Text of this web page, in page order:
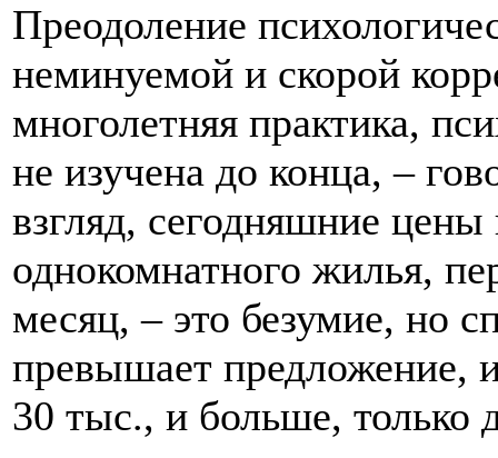
Преодоление
неминуемой и скорой
многолетняя практика,
не изучена до конца, –
взгляд, сегодняшние
однокомнатного жилья,
месяц, – это безумие, но
превышает предложение,
30 тыс., и больше, только